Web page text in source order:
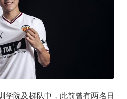
院及梯队中，此前曾有两名日